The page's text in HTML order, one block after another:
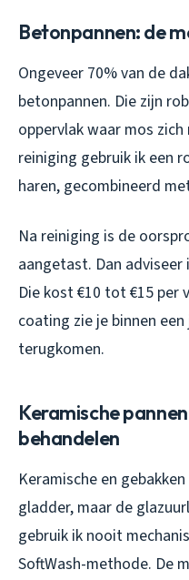
Betonpannen: de
Ongeveer 70% van de
betonpannen. Die zijn
oppervlak waar mos
reiniging gebruik ik een
haren, gecombineerd
Na reiniging is de
aangetast. Dan
Die kost €10 tot €15 per
coating zie je binnen
terugkomen.
Keramische
behandelen
Keramische en
gladder, maar de
gebruik ik nooit
SoftWash-methode. De